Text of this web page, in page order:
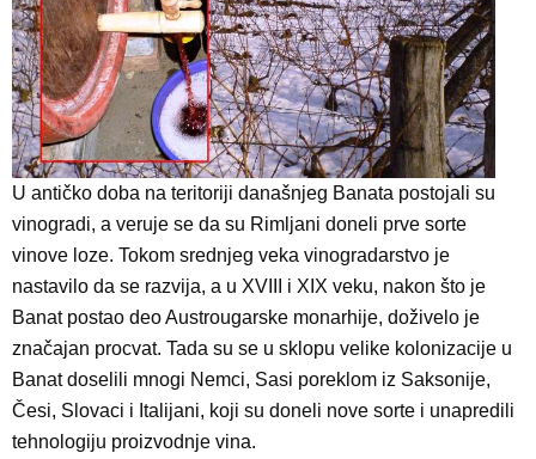
U antičko doba na teritoriji današnjeg Banata postojali su
vinogradi, a veruje se da su Rimljani doneli prve sorte
vinove loze. Tokom srednjeg veka vinogradarstvo je
nastavilo da se razvija, a u XVIII i XIX veku, nakon što je
Banat postao deo Austrougarske monarhije, doživelo je
značajan procvat. Tada su se u sklopu velike kolonizacije u
Banat doselili mnogi Nemci, Sasi poreklom iz Saksonije,
Česi, Slovaci i Italijani, koji su doneli nove sorte i unapredili
tehnologiju proizvodnje vina.